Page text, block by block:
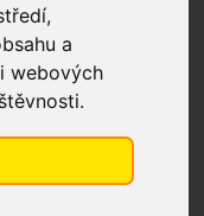
a
webových